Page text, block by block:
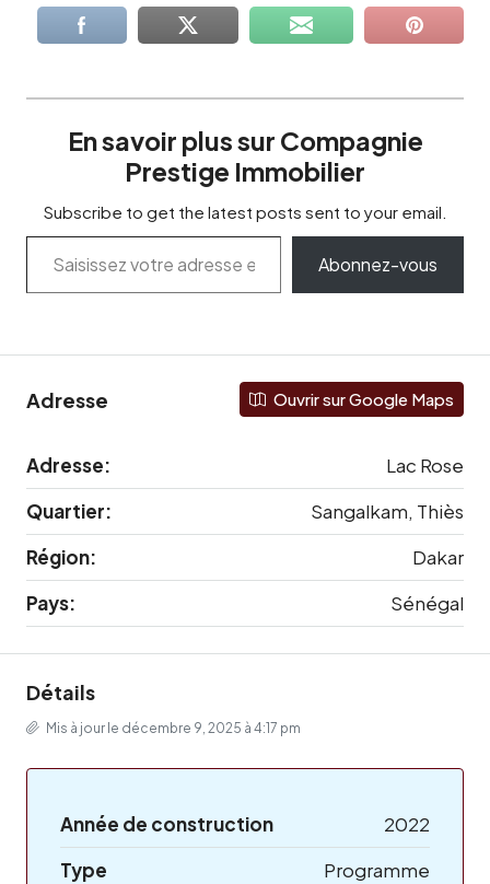
En savoir plus sur Compagnie
Prestige Immobilier
Subscribe to get the latest posts sent to your email.
Abonnez-vous
Adresse Ouvrir sur Google Maps
Adresse:
Lac Rose
Quartier:
Sangalkam, Thiès
Région:
Dakar
Pays:
Sénégal
Détails
Mis à jour le décembre 9, 2025 à 4:17 pm
Année de construction
2022
Type
Programme